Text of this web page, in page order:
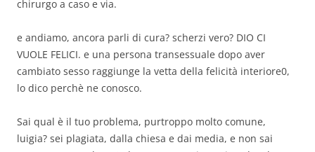
chirurgo a caso e via.
e andiamo, ancora parli di cura? scherzi vero? DIO CI
VUOLE FELICI. e una persona transessuale dopo aver
cambiato sesso raggiunge la vetta della felicità interiore0,
lo dico perchè ne conosco.
Sai qual è il tuo problema, purtroppo molto comune,
luigia? sei plagiata, dalla chiesa e dai media, e non sai